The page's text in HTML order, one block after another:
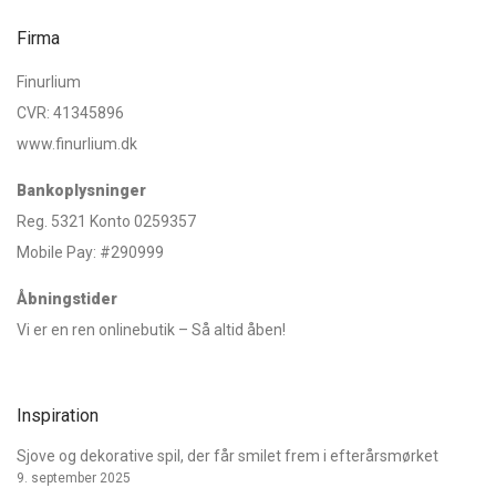
Firma
Finurlium
CVR: 41345896
www.finurlium.dk
Bankoplysninger
Reg. 5321 Konto 0259357
Mobile Pay: #290999
Åbningstider
Vi er en ren onlinebutik – Så altid åben!
Inspiration
Sjove og dekorative spil, der får smilet frem i efterårsmørket
9. september 2025